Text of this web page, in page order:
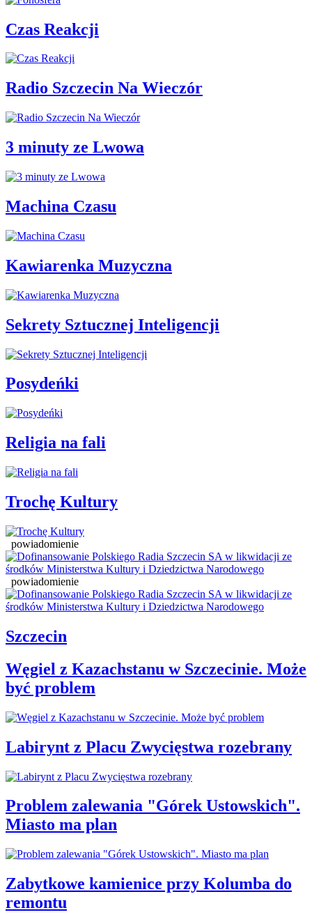
Czas Reakcji
Radio Szczecin Na Wieczór
3 minuty ze Lwowa
Machina Czasu
Kawiarenka Muzyczna
Sekrety Sztucznej Inteligencji
Posydeńki
Religia na fali
Trochę Kultury
powiadomienie
powiadomienie
Szczecin
Węgiel z Kazachstanu w Szczecinie. Może
być problem
Labirynt z Placu Zwycięstwa rozebrany
Problem zalewania "Górek Ustowskich".
Miasto ma plan
Zabytkowe kamienice przy Kolumba do
remontu